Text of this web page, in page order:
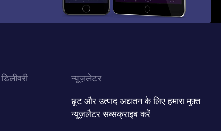
न्यूज़लेटर
छूट और उत्पाद अद्यतन के लिए हमारा मुफ़्त
न्यूज़लैटर सब्सक्राइब करें